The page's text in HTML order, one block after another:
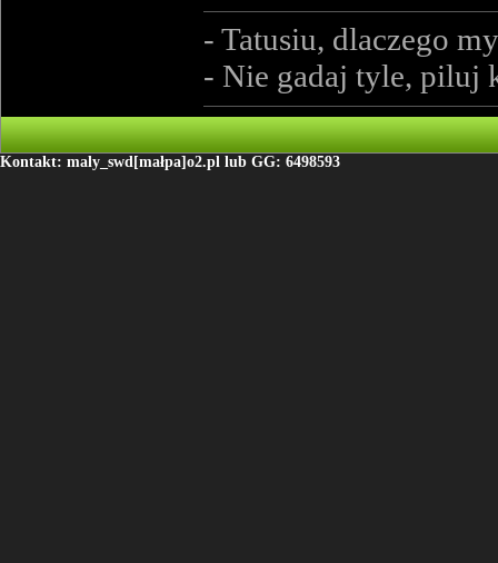
- Tatusiu, dlaczego
- Nie gadaj tyle, piluj
Kontakt: maly_swd[małpa]o2.pl lub GG: 6498593